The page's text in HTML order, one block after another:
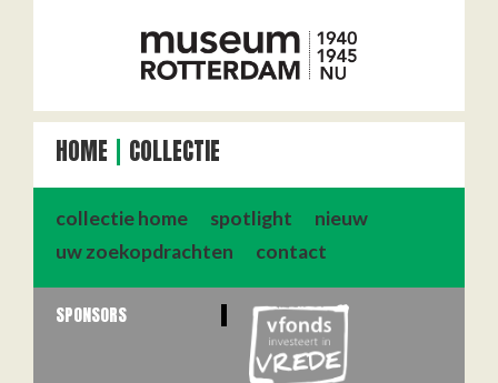
HOME COLLECTIE
collectie home spotlight
nieuw
uw zoekopdrachten
contact
SPONSORS